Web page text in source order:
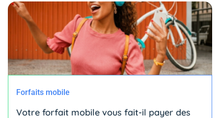
Forfaits mobile
Votre forfait mobile vous fait-il payer des